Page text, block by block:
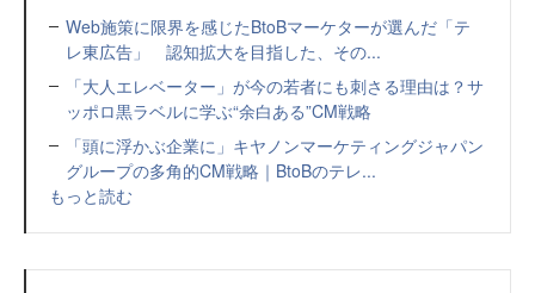
Web施策に限界を感じたBtoBマーケターが選んだ「テ
レ東広告」 認知拡大を目指した、その...
「大人エレベーター」が今の若者にも刺さる理由は？サ
ッポロ黒ラベルに学ぶ“余白ある”CM戦略
「頭に浮かぶ企業に」キヤノンマーケティングジャパン
グループの多角的CM戦略｜BtoBのテレ...
もっと読む